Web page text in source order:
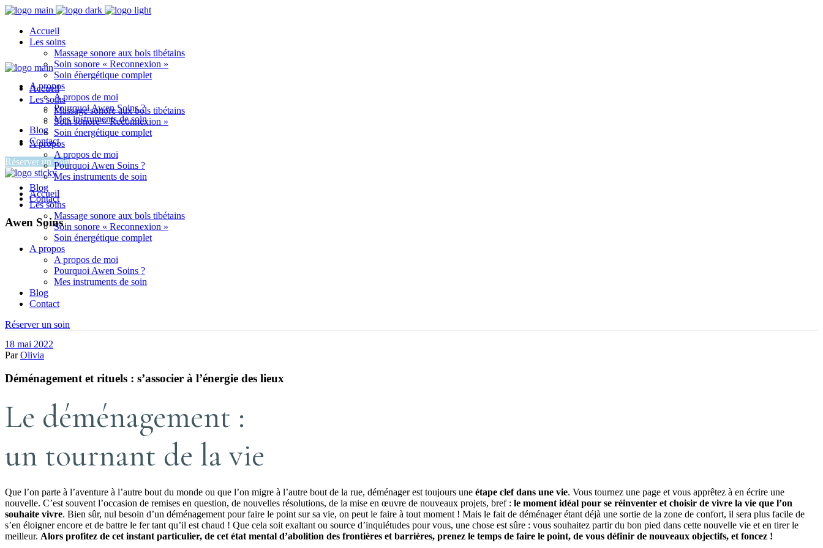
Accueil
Les soins
Massage sonore aux bols tibétains
Soin sonore « Reconnexion »
Soin énergétique complet
A propos
A propos de moi
Pourquoi Awen Soins ?
Mes instruments de soin
Blog
Contact
Réserver un soin
Accueil
Les soins
Massage sonore aux bols tibétains
Soin sonore « Reconnexion »
Soin énergétique complet
A propos
A propos de moi
Pourquoi Awen Soins ?
Mes instruments de soin
Blog
Contact
Réserver un soin
Accueil
Les soins
Massage sonore aux bols tibétains
Soin sonore « Reconnexion »
Soin énergétique complet
A propos
A propos de moi
Pourquoi Awen Soins ?
Mes instruments de soin
Blog
Contact
Awen Soins
18 mai 2022
Par Olivia
Déménagement et rituels : s’associer à l’énergie des lieux
Le déménagement :
un tournant de la vie
Que l’on parte à l’aventure à l’autre bout du monde ou que l’on migre à l’autre bout de la rue, déménager est toujours une étape clef dans une vie. Vous tournez une page et vous apprêtez à en écrire une
nouvelle. C’est souvent l’occasion de remises en question, de nouvelles résolutions, de la mise en œuvre de nouveaux projets, bref : le moment idéal pour se réinventer et choisir de vivre la vie que l’on
souhaite vivre. Bien sûr, nul besoin d’un déménagement pour faire le point sur sa vie, on peut le faire à tout moment ! Mais le fait de déménager étant déjà une sortie de la zone de confort, il sera plus facile de
s’en éloigner encore et de battre le fer tant qu’il est chaud ! Que cela soit exaltant ou source d’inquiétudes pour vous, une chose est sûre : vous souhaitez partir du bon pied dans cette nouvelle vie et en tirer le
meilleur. Alors profitez de cet instant particulier, de cet état mental d’abolition des frontières et barrières, prenez le temps de faire le point, de vous définir de nouveaux objectifs, et foncez !